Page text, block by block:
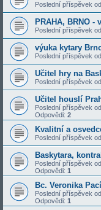
Poslední příspěvek od
PRAHA, BRNO -
Poslední příspěvek od
výuka kytary
Poslední příspěvek od
Učitel hry na
Poslední příspěvek od
Učitel houslí
Poslední příspěvek od
Odpovědi: 2
Kvalitní a
Poslední příspěvek od
Baskytara,
Poslední příspěvek od
Odpovědi: 1
Bc. Veronika
Poslední příspěvek od
Odpovědi: 1